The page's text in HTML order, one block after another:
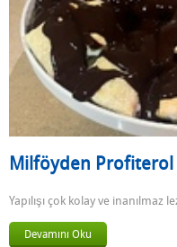
Milföyden Profiterol
Yapılışı çok kolay ve inanılmaz
Devamını Oku